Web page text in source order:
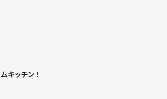
キッチン！